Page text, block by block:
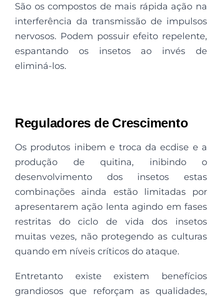
São os compostos de mais rápida ação na
interferência da transmissão de impulsos
nervosos. Podem possuir efeito repelente,
espantando os insetos ao invés de
eliminá-los.
Reguladores de Crescimento
Os produtos inibem e troca da ecdise e a
produção de quitina, inibindo o
desenvolvimento dos insetos estas
combinações ainda estão limitadas por
apresentarem ação lenta agindo em fases
restritas do ciclo de vida dos insetos
muitas vezes, não protegendo as culturas
quando em níveis críticos do ataque.
Entretanto existe existem benefícios
grandiosos que reforçam as qualidades,